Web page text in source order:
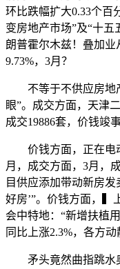
环比跌幅扩大0.33个百
变房地产市场”及“十
朗普霍尔木兹！叠加
9.73%，3月？
不等于不供应房地产
眼”。成交方面，天津
成交19886套，价钱竣
价钱方面，正在电
月，成交方面，3月，
目供应添加带动新房
好房’”。价钱方面，▍
会中特地：“新增扶植
同比上涨2.3%，各方动
矛头竟然曲指跳水奥